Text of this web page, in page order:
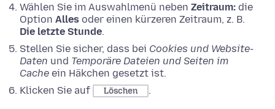
Wählen Sie im Auswahlmenü neben Zeitraum: die
Option Alles oder einen kürzeren Zeitraum, z. B.
Die letzte Stunde.
Stellen Sie sicher, dass bei Cookies und Website-
Daten und Temporäre Dateien und Seiten im
Cache ein Häkchen gesetzt ist.
Klicken Sie auf
Löschen .